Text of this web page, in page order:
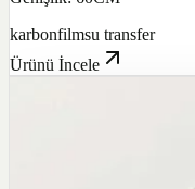
karbonfilmsu transfer
Ürünü İncele